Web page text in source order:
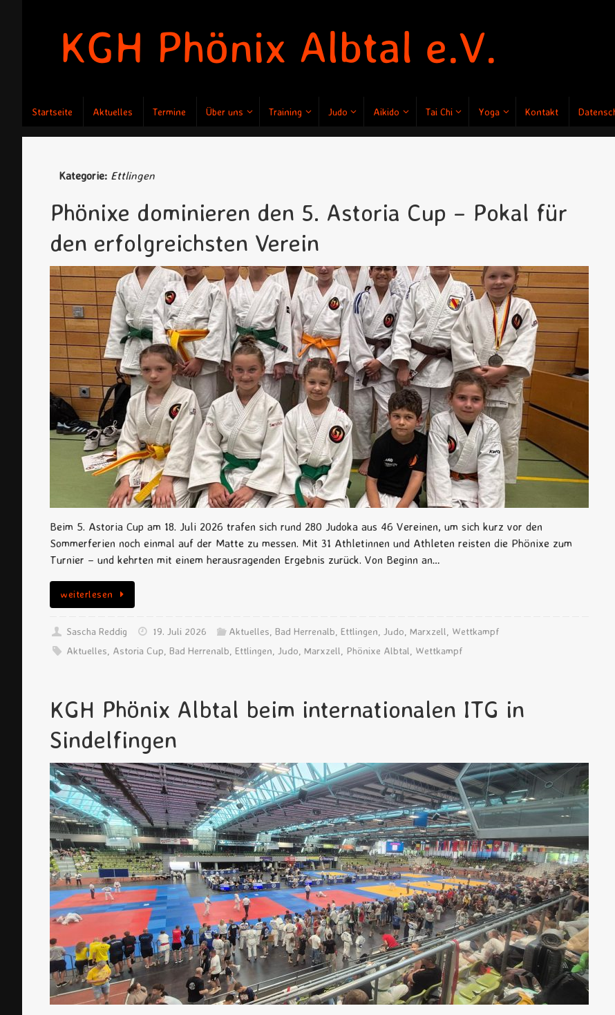
Inhalt
Startseite Aktuelles Termine Über uns Training Judo Aikido Tai Chi Yoga Kontakt
Kategorie: Ettlingen
Phönixe dominieren den 5. Astoria Cup – Pokal für
den erfolgreichsten Verein
Beim 5. Astoria Cup am 18. Juli 2026 trafen sich rund 280 Judoka aus 46 Vereinen, um sich kurz vor den
Sommerferien noch einmal auf der Matte zu messen. Mit 31 Athletinnen und Athleten reisten die Phönixe zum
Turnier – und kehrten mit einem herausragenden Ergebnis zurück. Von Beginn an…
weiterlesen
Sascha Reddig 19. Juli 2026 Aktuelles Bad Herrenalb Ettlingen Judo Marxzell Wettkampf
Aktuelles Astoria Cup ,Bad Herrenalb ,Ettlingen Judo ,Marxzell Phönixe Albtal Wettkampf
KGH Phönix Albtal beim internationalen ITG in
Sindelfingen